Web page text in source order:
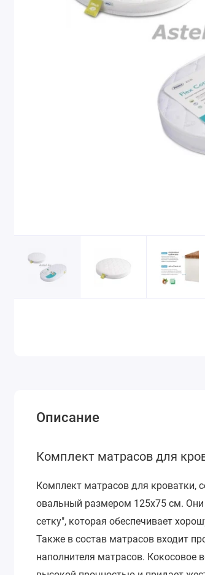
Описание
Комплект матрасов для
Комплект матрасов для кроватки,
овальный размером 125х75 см.
сетку", которая обеспечивает
Также в состав матрасов входит
наполнителя матрасов. Кокосовое